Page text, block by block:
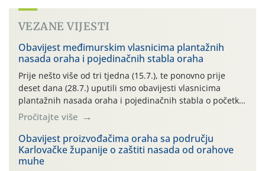
VEZANE VIJESTI
Obavijest međimurskim vlasnicima plantažnih
nasada oraha i pojedinačnih stabla oraha
Prije nešto više od tri tjedna (15.7.), te ponovno prije
deset dana (28.7.) uputili smo obavijesti vlasnicima
plantažnih nasada oraha i pojedinačnih stabla o početku
leta i ovogodišnjoj potrebi usmjerenog suzbijanja
orahove muhe (Rhagoletis completa)! Već dvanaest dana
traje drugi ovogodišnji “toplinski udar”, koji naročito
izražen zadnja šest dana (31.7.-05.8.), jer najviše
temperature zraka svakodnevno […]
Pročitajte više
Obavijest proizvođačima oraha sa području
Karlovačke županije o zaštiti nasada od orahove
muhe